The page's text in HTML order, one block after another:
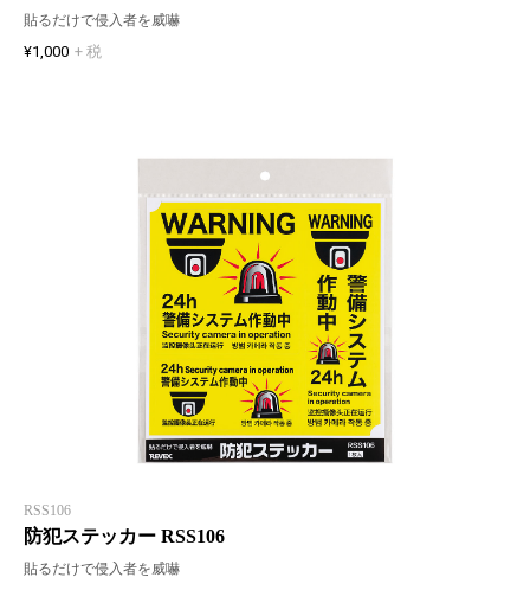
貼るだけで侵入者を威嚇
¥1,000 + 税
RSS106
防犯ステッカー RSS106
貼るだけで侵入者を威嚇